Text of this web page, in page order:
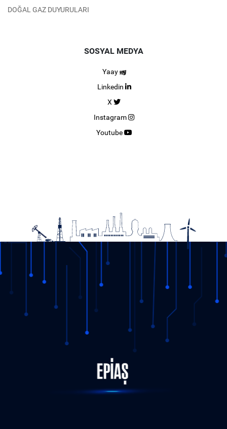
DOĞAL GAZ DUYURULARI
SOSYAL MEDYA
Yaay
Linkedin
X
Instagram
Youtube